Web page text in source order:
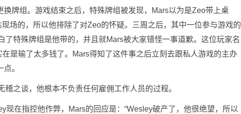
牌组。游戏结束之后，特殊牌组被发现，Mars以为是Zeo带上桌
场的，所以他排除了对Zeo的怀疑。三周之后，其中一位参与游戏的
了特殊牌组是他带的，并且就Mars被大家错怪一事道歉。这位玩家名
是输了太多钱了。Mars得知了这件事之后立刻去跟私人游戏的主办
。
稽之谈，他根本不负责任何雇佣工作人员的过程。
现在指控他作弊，Mars的回应是：“Wesley破产了，他很绝望，所以